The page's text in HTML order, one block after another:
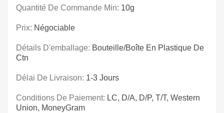
Quantité De Commande Min: 10g
Prix: Négociable
Détails D'emballage: Bouteille/boîte En Plastique De
Ctn
Délai De Livraison: 1-3 Jours
Conditions De Paiement: LC, D/A, D/P, T/T, Western
Union, MoneyGram